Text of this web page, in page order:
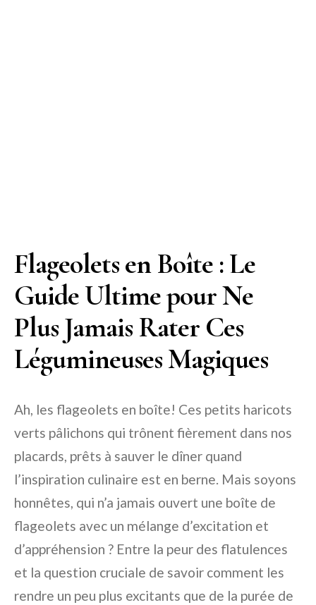
Flageolets en Boîte : Le
Guide Ultime pour Ne
Plus Jamais Rater Ces
Légumineuses Magiques
Ah, les flageolets en boîte! Ces petits haricots
verts pâlichons qui trônent fièrement dans nos
placards, prêts à sauver le dîner quand
l’inspiration culinaire est en berne. Mais soyons
honnêtes, qui n’a jamais ouvert une boîte de
flageolets avec un mélange d’excitation et
d’appréhension ? Entre la peur des flatulences
et la question cruciale de savoir comment les
rendre un peu plus excitants que de la purée de